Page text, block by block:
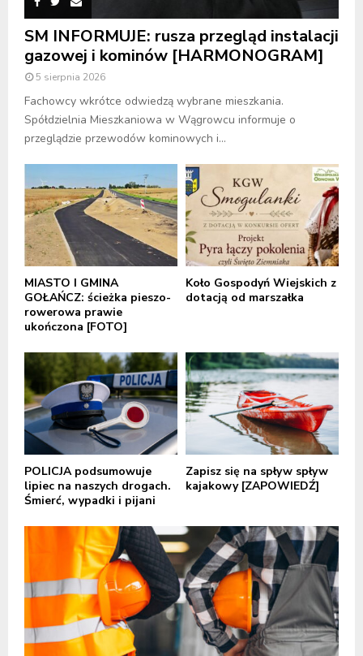
SM INFORMUJE: rusza przegląd instalacji
gazowej i kominów [HARMONOGRAM]
5 sierpnia 2026
Fachowcy wkrótce odwiedzą wybrane mieszkania.
Spółdzielnia Mieszkaniowa w Wągrowcu informuje o
przeglądzie przewodów kominowych i...
MIASTO I GMINA
GOŁAŃCZ: ścieżka pieszo-
rowerowa prawie
ukończona [FOTO]
Koło Gospodyń Wiejskich z
dotacją od marszałka
POLICJA podsumowuje
lipiec na naszych drogach.
Śmierć, wypadki i pijani
Zapisz się na spływ spływ
kajakowy [ZAPOWIEDŹ]